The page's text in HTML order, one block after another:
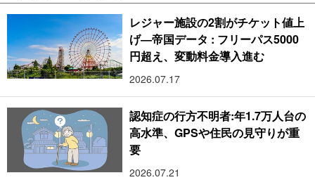
レジャー施設の2割がチケット値上
げ―帝国データ : フリーパス5000
円超え、変動料金導入進む
2026.07.17
認知症の行方不明者:年1.7万人台の
高水準、GPSや住民の見守りが重
要
2026.07.21